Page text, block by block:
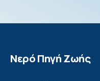
Νερό Πηγή Ζωής